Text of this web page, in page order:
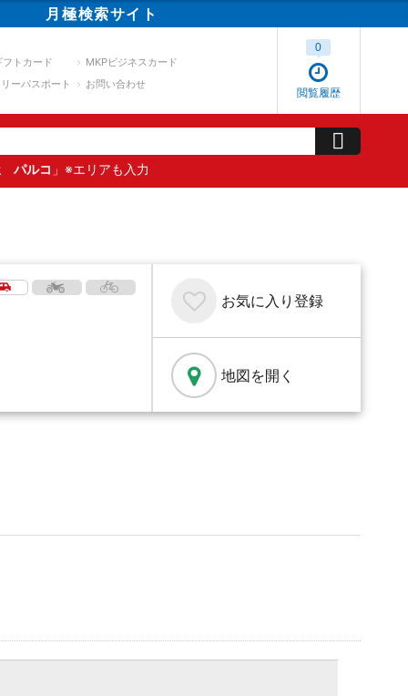
月極検索サイト
フトカード
MKPビジネスカード
ーパスポート
お問い合わせ
閲覧履歴
0
パルコ 」※エリアも入力
お気に入り 登録
地図を開く